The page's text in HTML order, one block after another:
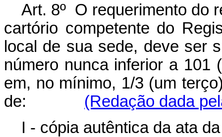
Art. 8º O requerimento do
cartório competente do
local de sua sede, deve ser
número nunca inferior a 101
em, no mínimo, 1/3 (um
de: (Redação dada
I - cópia autêntica da ata